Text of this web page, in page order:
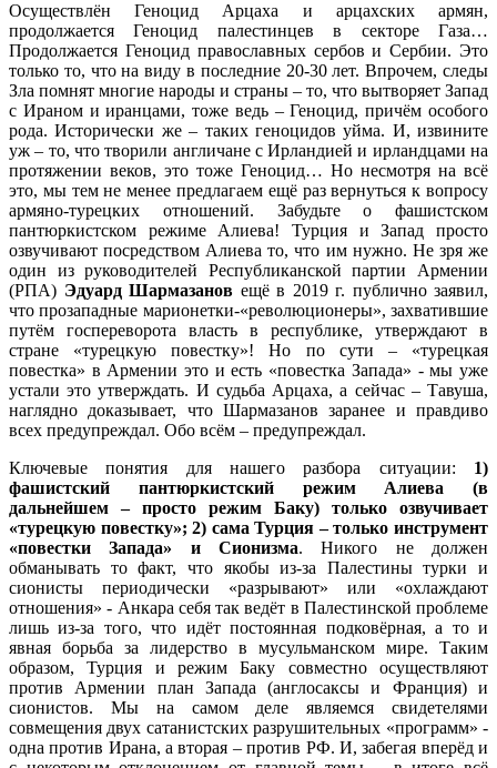
Осуществлён Геноцид Арцаха и арцахских армян,
продолжается Геноцид палестинцев в секторе Газа…
Продолжается Геноцид православных сербов и Сербии. Это
только то, что на виду в последние 20-30 лет. Впрочем, следы
Зла помнят многие народы и страны – то, что вытворяет Запад
с Ираном и иранцами, тоже ведь – Геноцид, причём особого
рода. Исторически же – таких геноцидов уйма. И, извините
уж – то, что творили англичане с Ирландией и ирландцами на
протяжении веков, это тоже Геноцид… Но несмотря на всё
это, мы тем не менее предлагаем ещё раз вернуться к вопросу
армяно-турецких отношений. Забудьте о фашистском
пантюркистском режиме Алиева! Турция и Запад просто
озвучивают посредством Алиева то, что им нужно. Не зря же
один из руководителей Республиканской партии Армении
(РПА) Эдуард Шармазанов ещё в 2019 г. публично заявил,
что прозападные марионетки-«революционеры», захватившие
путём госпереворота власть в республике, утверждают в
стране «турецкую повестку»! Но по сути – «турецкая
повестка» в Армении это и есть «повестка Запада» - мы уже
устали это утверждать. И судьба Арцаха, а сейчас – Тавуша,
наглядно доказывает, что Шармазанов заранее и правдиво
всех предупреждал. Обо всём – предупреждал.
Ключевые понятия для нашего разбора ситуации: 1)
фашистский пантюркистский режим Алиева (в
дальнейшем – просто режим Баку) только озвучивает
«турецкую повестку»; 2) сама Турция – только инструмент
«повестки Запада» и Сионизма. Никого не должен
обманывать то факт, что якобы из-за Палестины турки и
сионисты периодически «разрывают» или «охлаждают
отношения» - Анкара себя так ведёт в Палестинской проблеме
лишь из-за того, что идёт постоянная подковёрная, а то и
явная борьба за лидерство в мусульманском мире. Таким
образом, Турция и режим Баку совместно осуществляют
против Армении план Запада (англосаксы и Франция) и
сионистов. Мы на самом деле являемся свидетелями
совмещения двух сатанистских разрушительных «программ» -
одна против Ирана, а вторая – против РФ. И, забегая вперёд и